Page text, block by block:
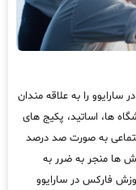
را به علاقه مندان
ها، اساتید، پکیج های
به صورت صد درصد
ها منجر به ضرر به
فارکس در سارایوو